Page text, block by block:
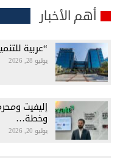
أهم الأخبار
“عربية
يوليو 28, 2026
إليفيت
وخطة…
يوليو 20, 2026